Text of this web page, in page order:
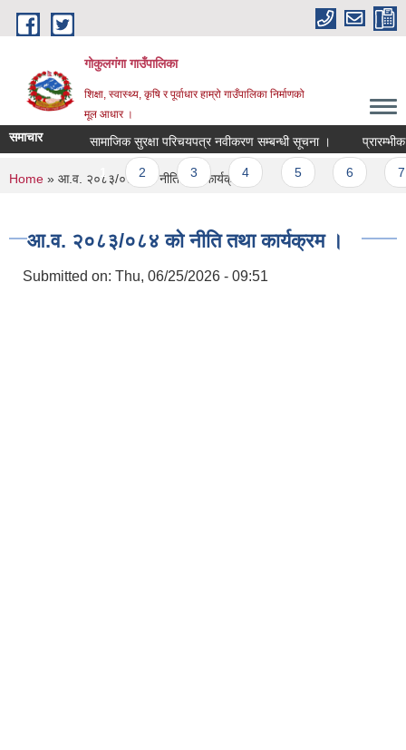
Skip to main content
गोकुलगंगा गाउँपालिका
शिक्षा, स्वास्थ्य, कृषि र पूर्वाधार हाम्रो गाउँपालिका निर्माणको
मूल आधार ।
समाचार सामाजिक सुरक्षा परिचयपत्र नवीकरण सम्बन्धी सूचना ।
Pages
1
You are here
Home » आ.व. २०८३/०८४ को नीति तथा कार्यक्रम ।
आ.व. २०८३/०८४ को नीति तथा कार्यक्रम ।
Submitted on: Thu, 06/25/2026 - 09:51